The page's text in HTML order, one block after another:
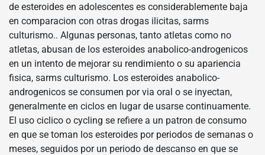
de esteroides en adolescentes es considerablemente baja
en comparacion con otras drogas ilicitas, sarms
culturismo.. Algunas personas, tanto atletas como no
atletas, abusan de los esteroides anabolico-androgenicos
en un intento de mejorar su rendimiento o su apariencia
fisica, sarms culturismo. Los esteroides anabolico-
androgenicos se consumen por via oral o se inyectan,
generalmente en ciclos en lugar de usarse continuamente.
El uso ciclico o cycling se refiere a un patron de consumo
en que se toman los esteroides por periodos de semanas o
meses, seguidos por un periodo de descanso en que se